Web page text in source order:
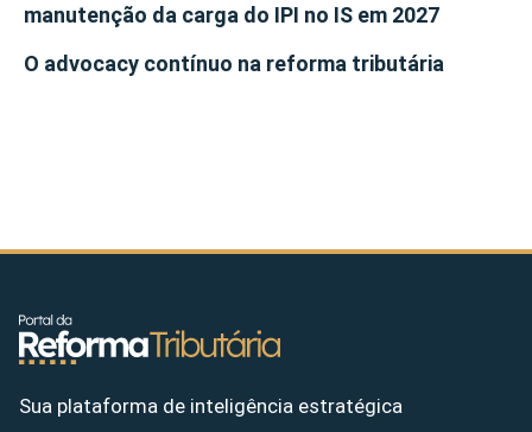
manutenção da carga do IPI no IS em 2027
O advocacy contínuo na reforma tributária
Sua plataforma de inteligência estratégica